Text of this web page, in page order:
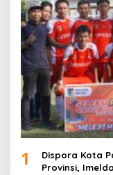
1
Dispora Kota
Provinsi,